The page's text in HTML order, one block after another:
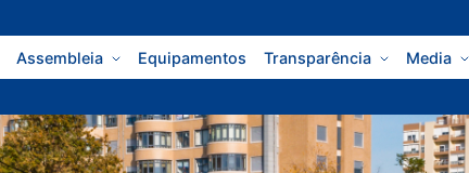
Assembleia Equipamentos Transparência Media